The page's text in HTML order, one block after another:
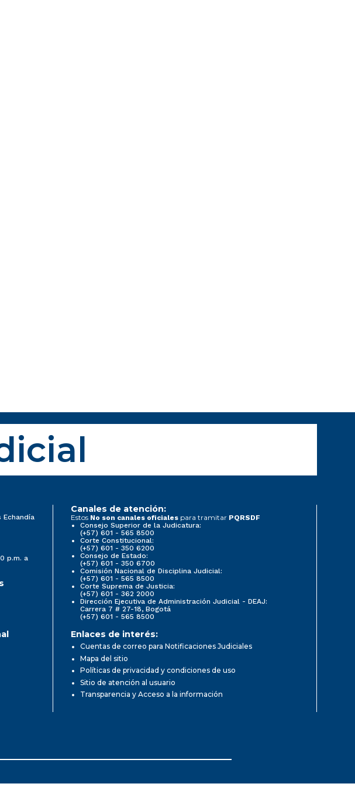
Echandía
p.m. a
Canales de atención:
Estos No son canales oficiales para tramitar PQRSDF
Consejo Superior de la Judicatura:
(+57) 601 - 565 8500
Corte Constitucional:
(+57) 601 - 350 6200
Consejo de Estado:
(+57) 601 - 350 6700
Comisión Nacional de Disciplina Judicial:
(+57) 601 - 565 8500
Corte Suprema de Justicia:
(+57) 601 - 362 2000
Dirección Ejecutiva de Administración Judicial - DEAJ:
Carrera 7 # 27-18, Bogotá
(+57) 601 - 565 8500
Enlaces de interés:
Cuentas de correo para Notificaciones Judiciales
Mapa del sitio
Políticas de privacidad y condiciones de uso
Sitio de atención al usuario
Transparencia y Acceso a la información